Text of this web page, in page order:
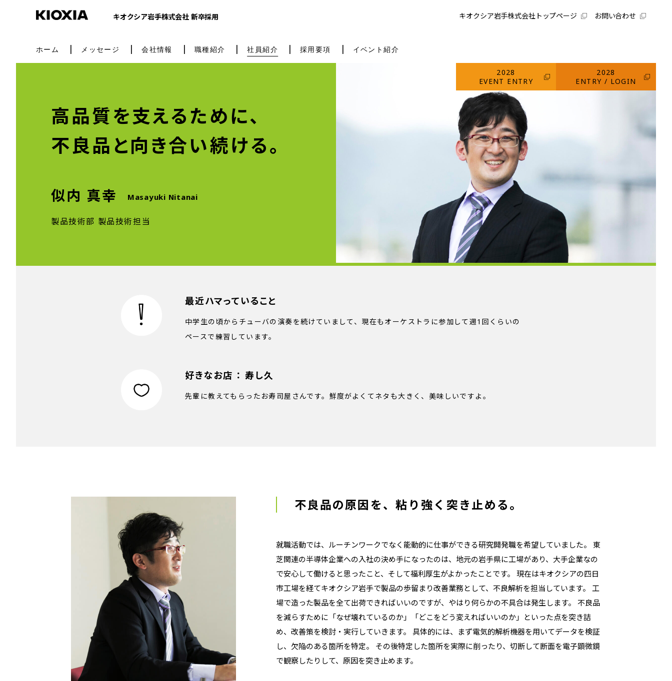
キオクシア岩手株式会社 新卒採用 キオクシア岩手株式会社トップページ お問い合わせ
ホーム メッセージ 会社情報 職種紹介 社員紹介 採用要項 イベント紹介
2028
EVENT ENTRY
2028
ENTRY / LOGIN
高品質を支えるために、
不良品と向き合い続ける。
似内 真幸 Masayuki Nitanai
製品技術部 製品技術担当
最近ハマっていること
中学生の頃からチューバの演奏を続けていまして、現在もオーケストラに参加して週1回くらいの
ペースで練習しています。
好きなお店 ： 寿し久
先輩に教えてもらったお寿司屋さんです。鮮度がよくてネタも大きく、美味しいですよ。
不良品の原因を、粘り強く突き止める。
就職活動では、ルーチンワークでなく能動的に仕事ができる研究開発職を希望していました。 東
芝関連の半導体企業への入社の決め手になったのは、地元の岩手県に工場があり、大手企業なの
で安心して働けると思ったこと、そして福利厚生がよかったことです。 現在はキオクシアの四日
市工場を経てキオクシア岩手で製品の歩留まり改善業務として、不良解析を担当しています。 工
場で造った製品を全て出荷できればいいのですが、やはり何らかの不具合は発生します。 不良品
を減らすために「なぜ壊れているのか」「どこをどう変えればいいのか」といった点を突き詰
め、改善策を検討・実行していきます。 具体的には、まず電気的解析機器を用いてデータを検証
し、欠陥のある箇所を特定。 その後特定した箇所を実際に削ったり、切断して断面を電子顕微鏡
で観察したりして、原因を突き止めます。